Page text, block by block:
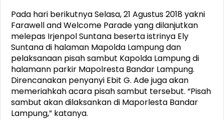
Pada hari berikutnya Selasa, 21 Agustus 2018 yakni
Farawell and Welcome Parade yang dilanjutkan
melepas Irjenpol Suntana beserta istrinya Ely
Suntana di halaman Mapolda Lampung dan
pelaksanaan pisah sambut Kapolda Lampung di
halamann parkir Mapolresta Bandar Lampung.
Direncanakan penyanyi Ebit G. Ade juga akan
memeriahkah acara pisah sambut tersebut. “Pisah
sambut akan dilaksankan di Maporlesta Bandar
Lampung,” katanya.